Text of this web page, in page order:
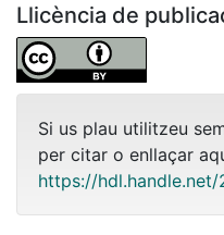
Llicència de
Si us plau utilitzeu
per citar o enllaçar
https://hdl.handle.net/